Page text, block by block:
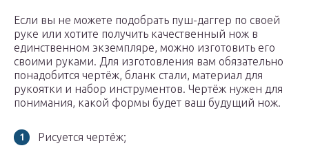
Если вы не можете подобрать пуш-даггер по своей
руке или хотите получить качественный нож в
единственном экземпляре, можно изготовить его
своими руками. Для изготовления вам обязательно
понадобится чертёж, бланк стали, материал для
рукоятки и набор инструментов. Чертёж нужен для
понимания, какой формы будет ваш будущий нож.
Рисуется чертёж;